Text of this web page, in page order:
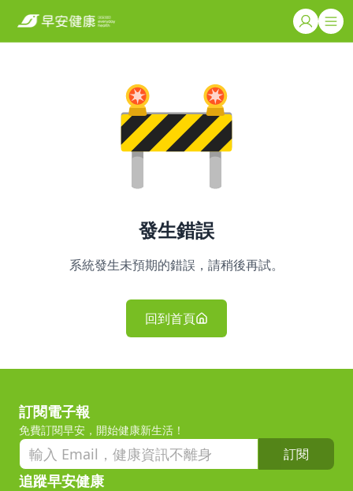
發生錯誤
系統發生未預期的錯誤，請稍後再試。
回到首頁
訂閱電子報
免費訂閱早安，開始健康新生活！
訂閱
追蹤早安健康